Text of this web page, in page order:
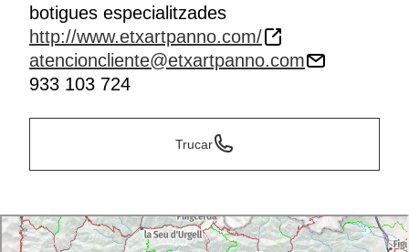
botigues especialitzades
http://www.etxartpanno.com/
atencioncliente@etxartpanno.com
933 103 724
Trucar